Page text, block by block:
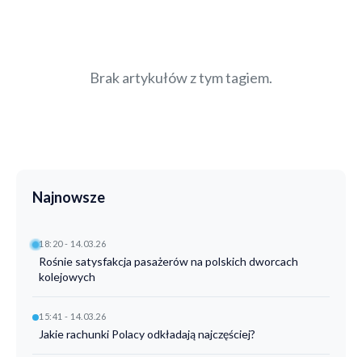
Brak artykułów z tym tagiem.
Najnowsze
18:20 - 14.03.26
Rośnie satysfakcja pasażerów na polskich dworcach
kolejowych
15:41 - 14.03.26
Jakie rachunki Polacy odkładają najczęściej?